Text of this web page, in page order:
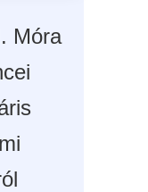
Móra